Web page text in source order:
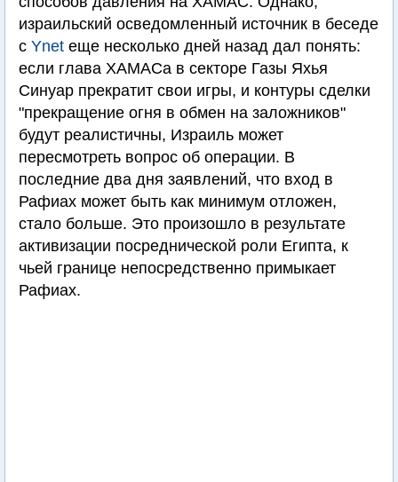
израильский осведомленный источник в беседе
с Ynet еще несколько дней назад дал понять:
если глава ХАМАСа в секторе Газы Яхья
Синуар прекратит свои игры, и контуры сделки
"прекращение огня в обмен на заложников"
будут реалистичны, Израиль может
пересмотреть вопрос об операции. В
последние два дня заявлений, что вход в
Рафиах может быть как минимум отложен,
стало больше. Это произошло в результате
активизации посреднической роли Египта, к
чьей границе непосредственно примыкает
Рафиах.